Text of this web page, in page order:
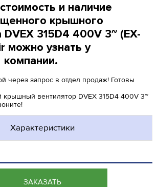
и наличие
крышного
315D4 400V 3~ (EX-
можно узнать у
компании.
через запрос в отдел продаж! Готовы
вентилятор DVEX 315D4 400V 3~
Характеристики
ЗАКАЗАТЬ